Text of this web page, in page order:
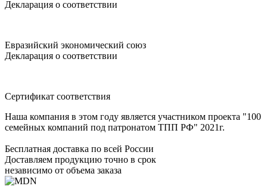
Декларация о соответствии
Евразийский экономический союз
Декларация о соответствии
Сертификат соответствия
Наша компания в этом году является участником проекта "100
семейных компаний под патронатом ТПП РФ" 2021г.
Бесплатная доставка по всей России
Доставляем продукцию точно в срок
независимо от объема заказа